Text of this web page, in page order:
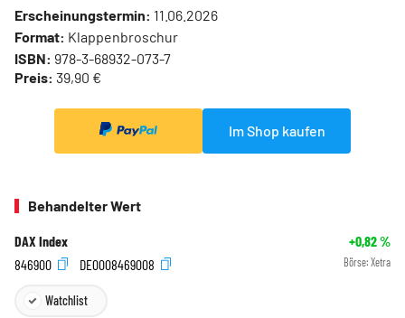
Erscheinungstermin: 11.06.2026
Format: Klappenbroschur
ISBN: 978-3-68932-073-7
Preis: 39,90 €
Im Shop kaufen
Behandelter Wert
DAX Index +0,82%
846900
DE0008469008 Börse: Xetra
Watchlist